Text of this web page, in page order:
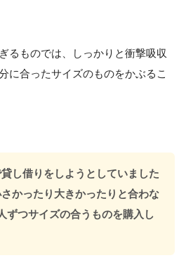
るものでは、しっかりと衝撃吸収
に合ったサイズのものをかぶるこ
し借りをしようとしていました
かったり大きかったりと合わな
ずつサイズの合うものを購入し